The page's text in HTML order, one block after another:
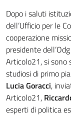
Dopo i saluti
dell’Ufficio per le
cooperazione
presidente
Articolo21, si sono
studiosi di primo
Lucia Goracci,
Articolo21,
esperti di politica